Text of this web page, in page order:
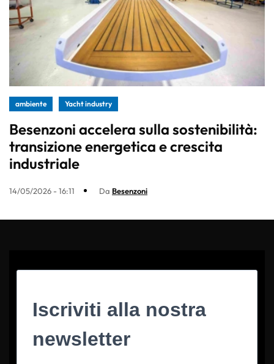
ambiente Yacht industry
Besenzoni accelera sulla sostenibilità:
transizione energetica e crescita
industriale
14/05/2026 - 16:11 Da Besenzoni
Iscriviti alla nostra
newsletter